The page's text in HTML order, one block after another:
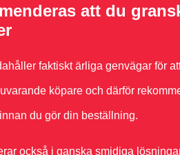
att du
faktiskt ärliga genvägar för
köpare och därför
du gör din beställning.
också i ganska smidiga